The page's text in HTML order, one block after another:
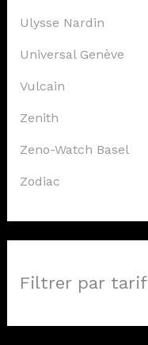
Ulysse Nardin
Universal Genève
Vulcain
Zenith
Zeno-Watch Basel
Zodiac
Filtrer par tarif